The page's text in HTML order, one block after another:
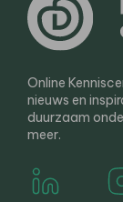
Online
nieuws en
duurzaam
meer.